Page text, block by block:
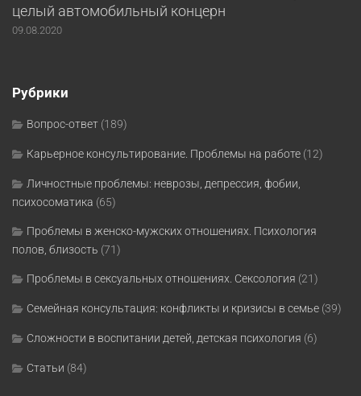
целый автомобильный концерн
09.08.2020
Рубрики
Вопрос-ответ (189)
Карьерное консультирование. Проблемы на работе (12)
Личностные проблемы: неврозы, депрессия, фобии,
психосоматика (65)
Проблемы в женско-мужских отношениях. Психология
полов, близость (71)
Проблемы в сексуальных отношениях. Сексология (21)
Семейная консультация: конфликты и кризисы в семье (39)
Сложности в воспитании детей, детская психология (6)
Статьи (84)